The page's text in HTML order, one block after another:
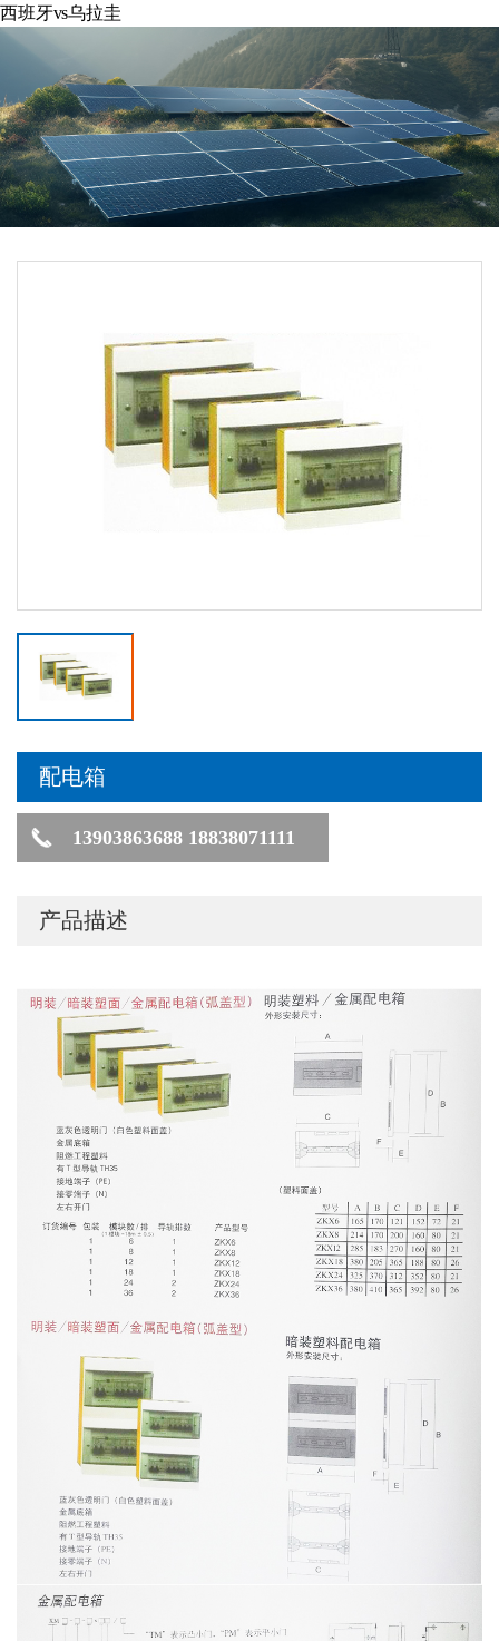
西班牙vs乌拉圭
配电箱
13903863688 18838071111
产品描述